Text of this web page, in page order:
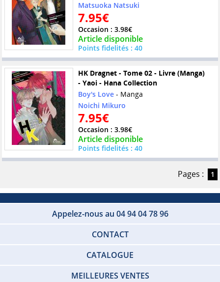
Matsuoka Natsuki
7.95€
Occasion : 3.98€
Article disponible
Points fidelités : 40
HK Dragnet - Tome 02 - Livre (Manga)
- Yaoi - Hana Collection
Boy's Love- Manga
Noichi Mikuro
7.95€
Occasion : 3.98€
Article disponible
Points fidelités : 40
Pages : 1
Appelez-nous au 04 94 04 78 96
CONTACT
CATALOGUE
MEILLEURES VENTES